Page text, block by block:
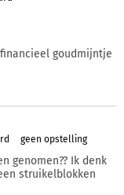
goudmijntje
geen opstelling
genomen?? Ik denk
struikelblokken